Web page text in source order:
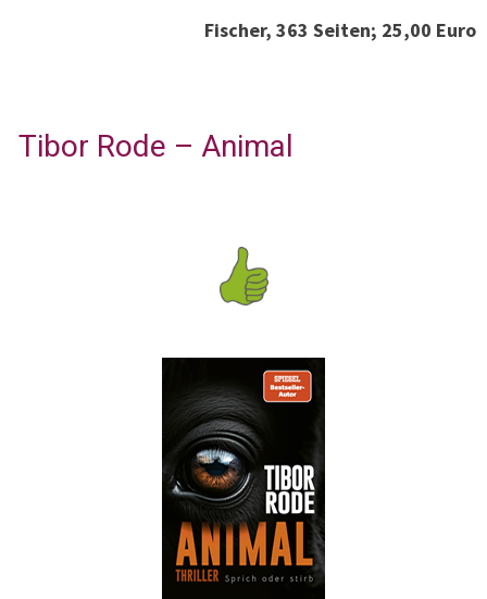
Fischer, 363 Seiten; 25,00 Euro
Tibor Rode – Animal